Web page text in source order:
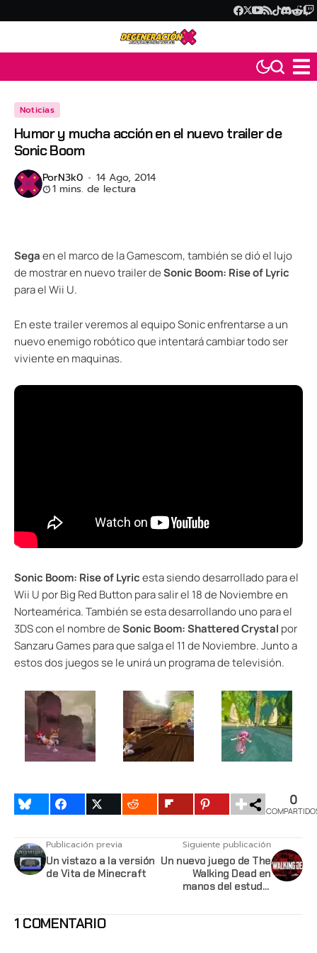
Noticias
Humor y mucha acción en el nuevo trailer de
Sonic Boom
PorN3k0 14 Ago, 2014
1 mins. de lectura
Segaen el marco de la Gamescom, también se dió el lujo
de mostrar en nuevo trailer deSonic Boom: Rise of Lyric
para el Wii U.
En este trailer veremos al equipo Sonic enfrentarse a un
nuevo enemigo robótico que intentará cambiar todo ser
viviente en maquinas.
Sonic Boom: Rise of Lyricesta siendo desarrollado para el
Wii U por Big Red Button para salir el 18 de Noviembre en
Norteamérica. También se esta desarrollando uno para el
3DS con el nombre deSonic Boom: Shattered Crystal por
Sanzaru Games para que salga el 11 de Noviembre. Junto a
estos dos juegos se le unirá un programa de televisión.
0
Publicación previa
Un vistazo a la versión
de Vita de Minecraft
Siguiente publicación
Un nuevo juego de The
Walking Dead en
manos del estudio
1 COMENTARIO